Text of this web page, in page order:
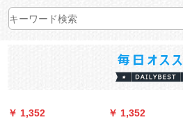
￥ 1,352
￥ 1,352